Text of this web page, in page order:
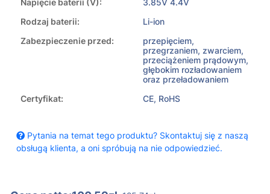
Napięcie baterii (V):
3.85V 4.4V
Rodzaj baterii:
Li-ion
Zabezpieczenie przed:
przepięciem,
przegrzaniem, zwarciem,
przeciążeniem prądowym,
głębokim rozładowaniem
oraz przeładowaniem
Certyfikat:
CE, RoHS
Pytania na temat tego produktu? Skontaktuj się z naszą
obsługą klienta, a oni spróbują na nie odpowiedzieć.